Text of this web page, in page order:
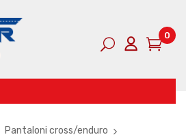
0
Pantaloni cross/enduro